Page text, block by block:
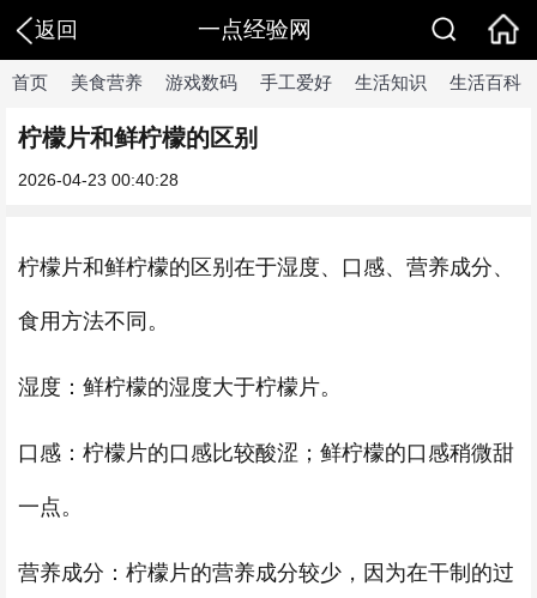
返回 一点经验网
首页 美食营养 游戏数码 手工爱好 生活知识 生活百科
柠檬片和鲜柠檬的区别
2026-04-23 00:40:28
柠檬片和鲜柠檬的区别在于湿度、口感、营养成分、
食用方法不同。
湿度：鲜柠檬的湿度大于柠檬片。
口感：柠檬片的口感比较酸涩；鲜柠檬的口感稍微甜
一点。
营养成分：柠檬片的营养成分较少，因为在干制的过